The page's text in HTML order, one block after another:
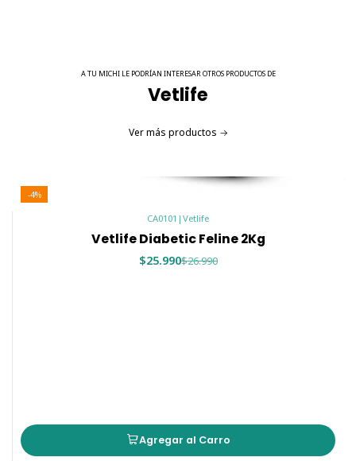
A TU MICHI LE PODRÍAN INTERESAR OTROS PRODUCTOS DE
Vetlife
Ver más productos
-4%
CA0101 | Vetlife
Vetlife Diabetic Feline 2Kg
$25.990$26.990
Agregar al Carro